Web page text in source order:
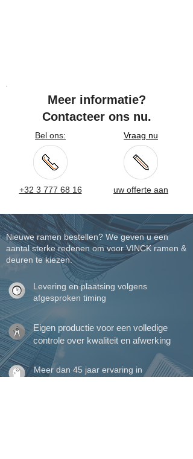
Meer informatie?
Contacteer ons nu.
Bel ons:
+32 3 777 68 16
Vraag nu
uw offerte aan
Nieuwe ramen bestellen? We geven u een
aantal sterke redenen om voor VINCK ramen &
deuren te kiezen.
Levering en plaatsing volgens
afgesproken timing
Eigen productie voor een volledige
controle over kwaliteit en afwerking
Meer dan 45 jaar ervaring in